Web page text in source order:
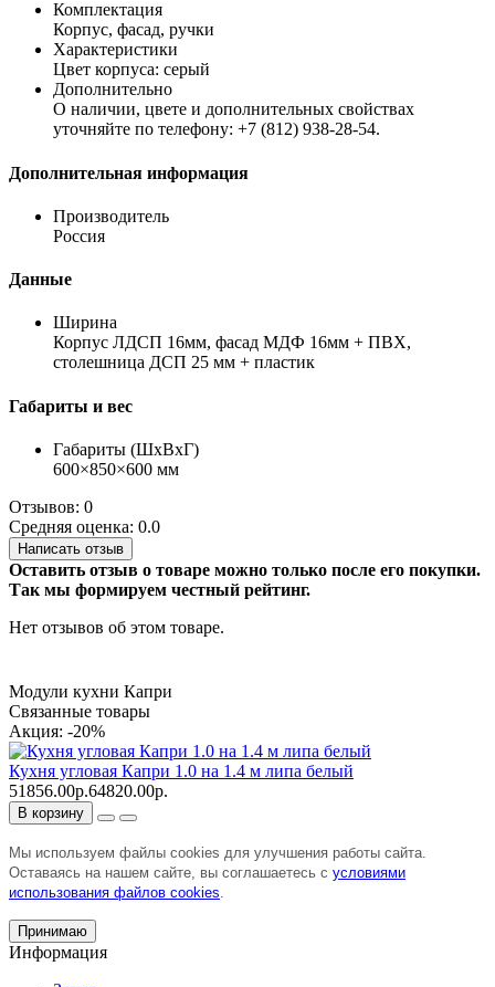
Комплектация
Корпус, фасад, ручки
Характеристики
Цвет корпуса: серый
Дополнительно
О наличии, цвете и дополнительных свойствах
уточняйте по телефону: +7 (812) 938-28-54.
Дополнительная информация
Производитель
Россия
Данные
Ширина
Корпус ЛДСП 16мм, фасад МДФ 16мм + ПВХ,
столешница ДСП 25 мм + пластик
Габариты и вес
Габариты (ШхВхГ)
600×850×600 мм
Отзывов: 0
Средняя оценка: 0.0
Написать отзыв
Оставить отзыв о товаре можно только после его покупки.
Так мы формируем честный рейтинг.
Нет отзывов об этом товаре.
Модули кухни Капри
Связанные товары
Акция: -20%
Кухня угловая Капри 1.0 на 1.4 м липа белый
51856.00р.64820.00р.
В корзину
Мы используем файлы cookies для улучшения работы сайта.
Оставаясь на нашем сайте, вы соглашаетесь с условиями
использования файлов cookies.
Принимаю
Информация